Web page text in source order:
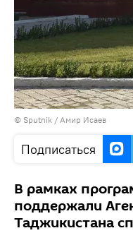
© Sputnik / Амир Исаев
Подписаться
В рамках
поддержали
Таджикистана